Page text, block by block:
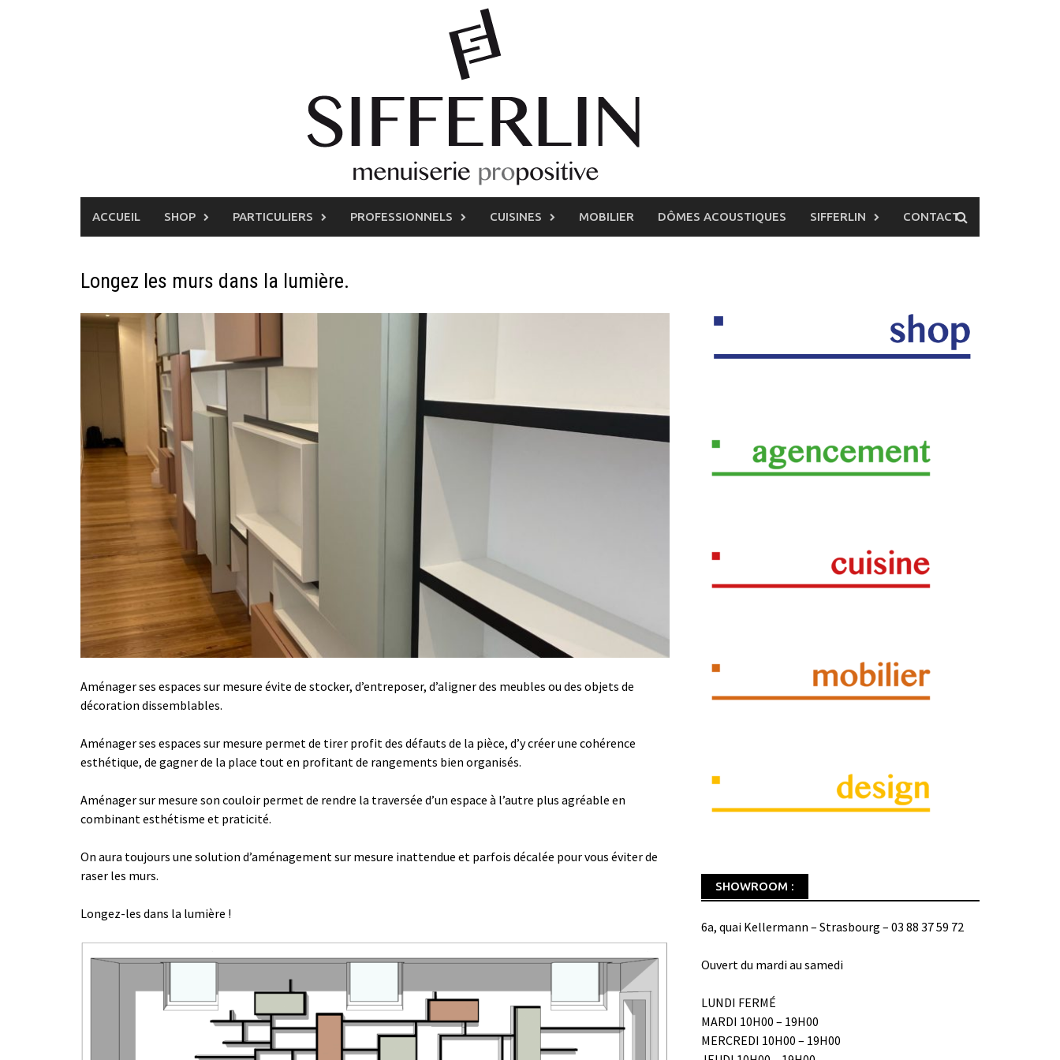
ACCUEIL SHOP PARTICULIERS PROFESSIONNELS CUISINES MOBILIER DÔMES ACOUSTIQUES SIFFERLIN CONTACT
Longez les murs dans la lumière.
Aménager ses espaces sur mesure évite de stocker, d’entreposer, d’aligner des meubles ou des objets de
décoration dissemblables.
Aménager ses espaces sur mesure permet de tirer profit des défauts de la pièce, d’y créer une cohérence
esthétique, de gagner de la place tout en profitant de rangements bien organisés.
Aménager sur mesure son couloir permet de rendre la traversée d’un espace à l’autre plus agréable en
combinant esthétisme et praticité.
On aura toujours une solution d’aménagement sur mesure inattendue et parfois décalée pour vous éviter de
raser les murs.
Longez-les dans la lumière !
SHOWROOM :
6a, quai Kellermann – Strasbourg – 03 88 37 59 72
Ouvert du mardi au samedi
LUNDI FERMÉ
MARDI 10H00 – 19H00
MERCREDI 10H00 – 19H00